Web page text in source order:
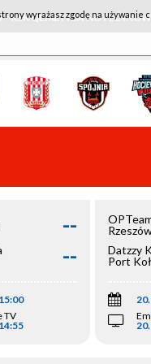
KSK QEMETICA NOTEĆ
--
--
TV
Datzzy
Port
wyrażasz zgodę na używanie